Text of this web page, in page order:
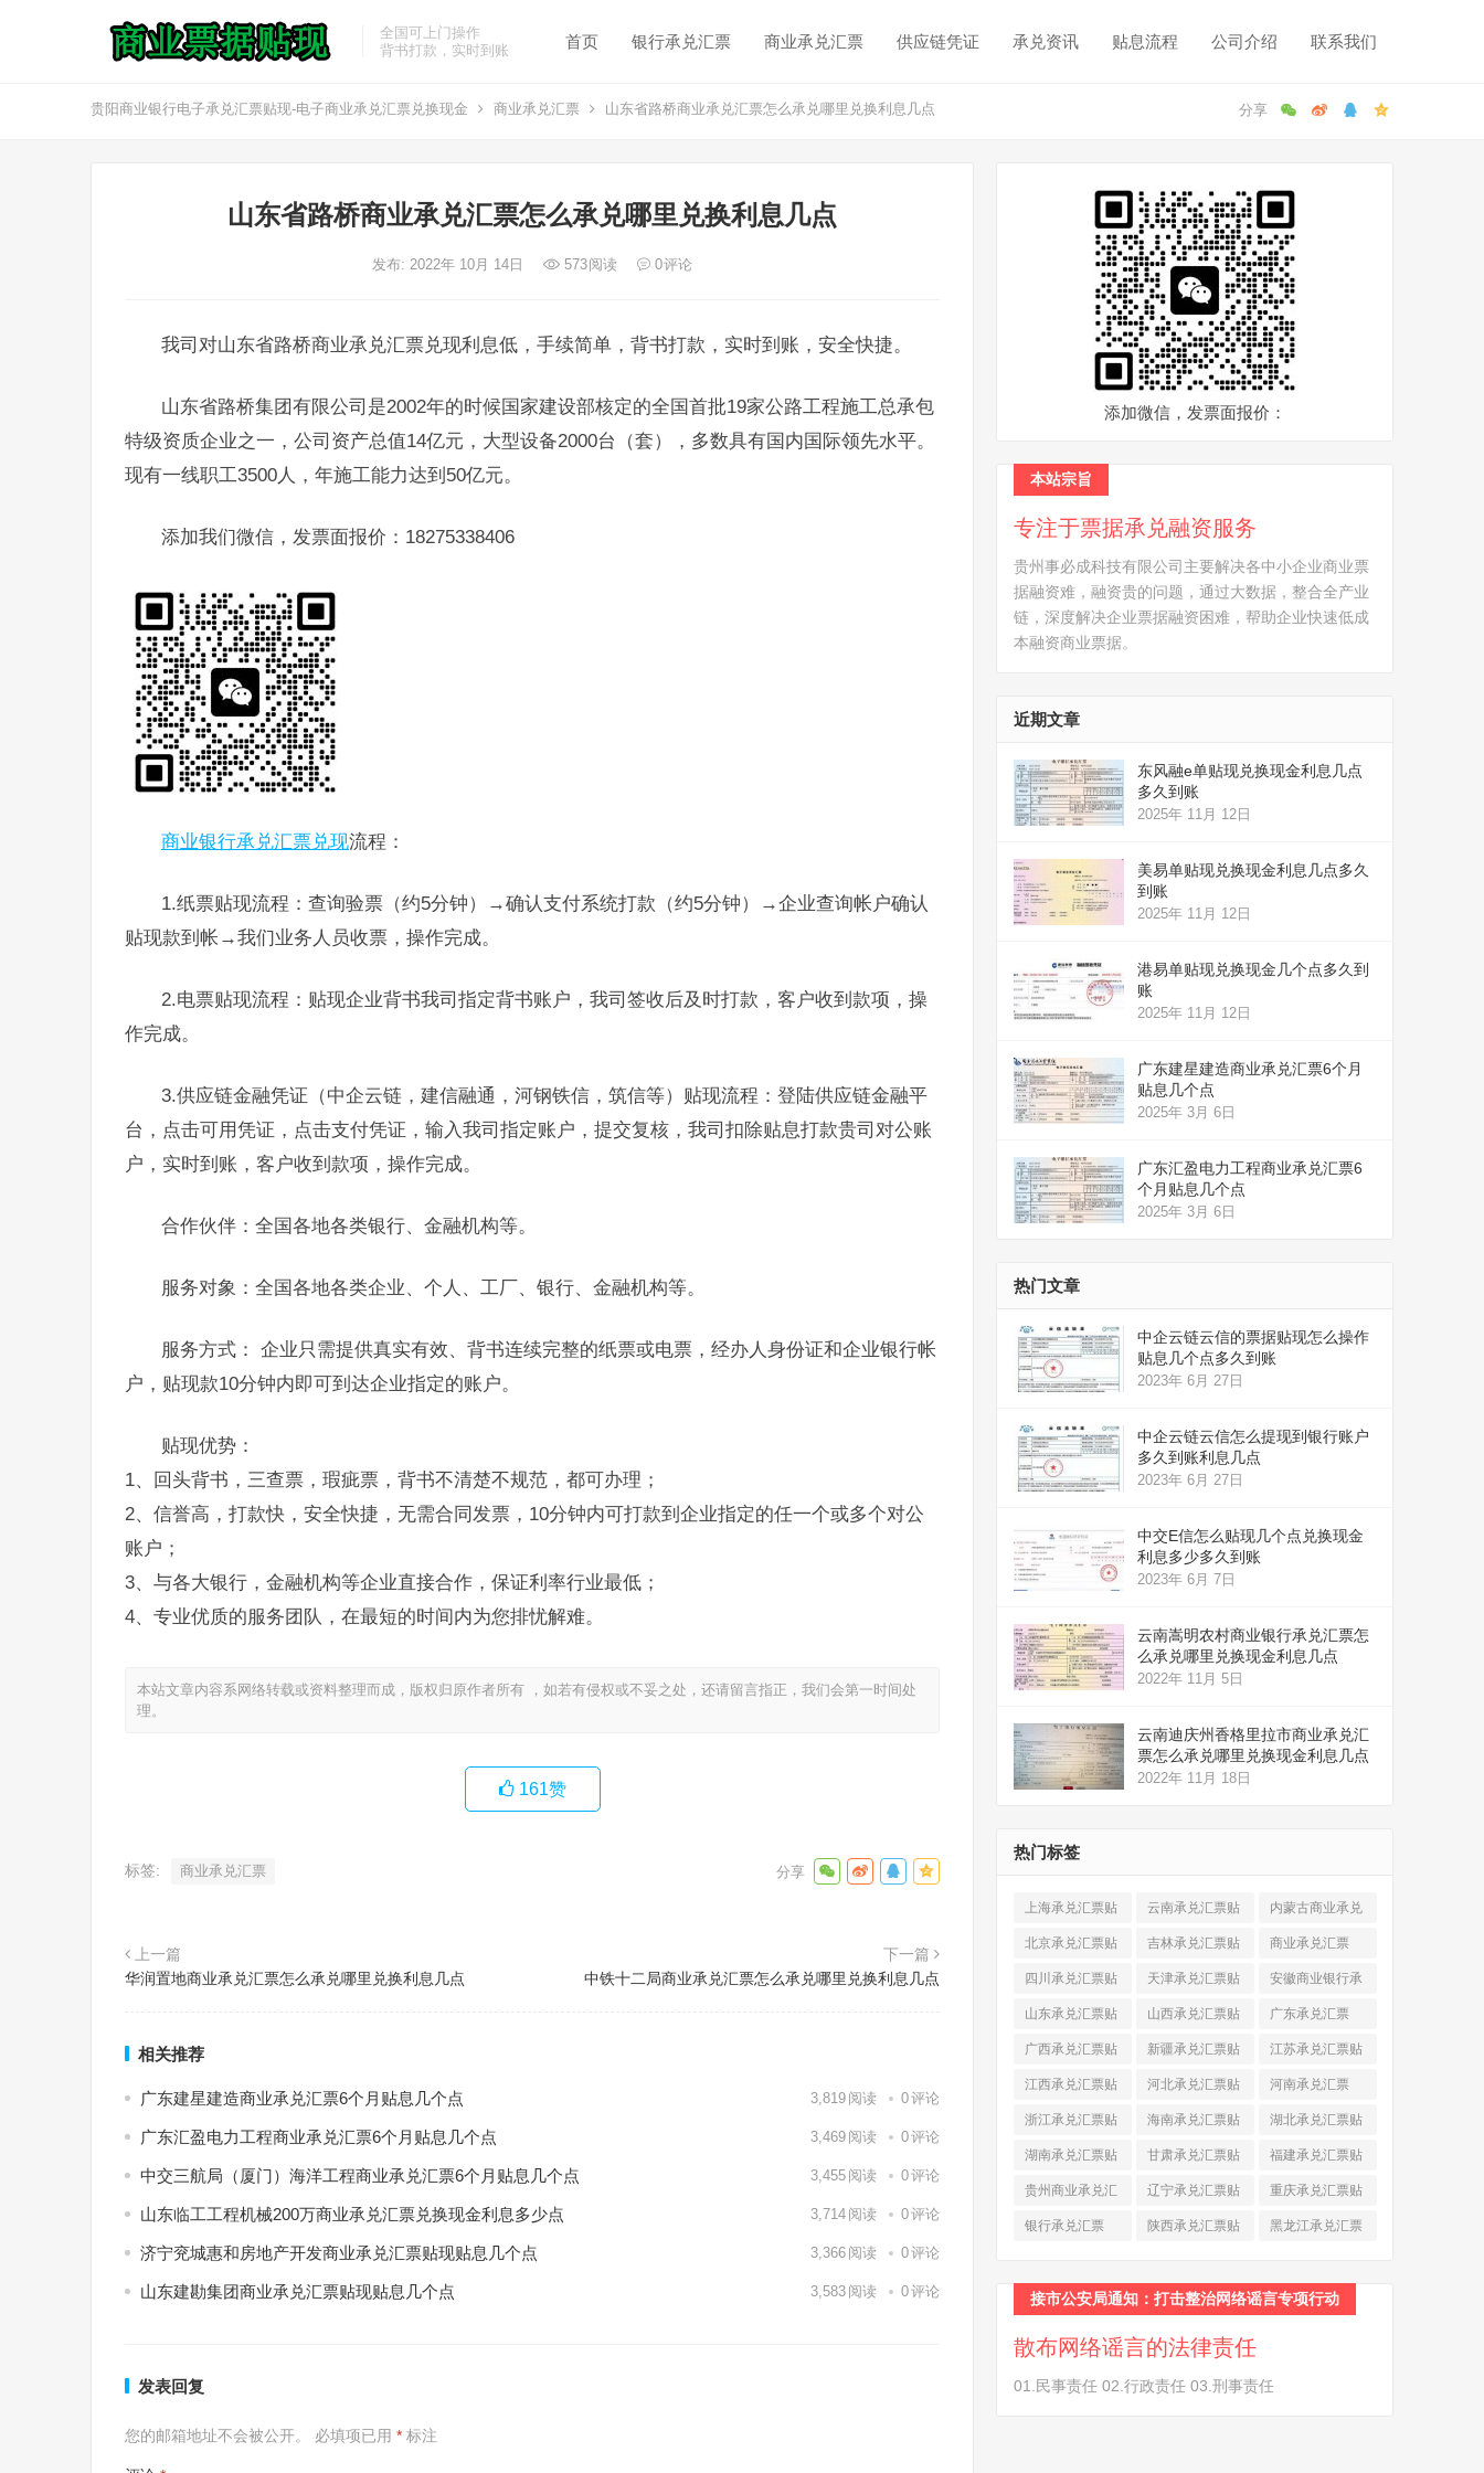
全国可上门操作
背书打款，实时到账
首页 银行承兑汇票 商业承兑汇票 供应链凭证 承兑资讯 贴息流程 公司介绍 联系我们
贵阳商业银行电子承兑汇票贴现-电子商业承兑汇票兑换现金 商业承兑汇票 山东省路桥商业承兑汇票怎么承兑哪里兑换利息几点
山东省路桥商业承兑汇票怎么承兑哪里兑换利息几点
发布: 2022年 10月 14日 573阅读 0评论
我司对山东省路桥商业承兑汇票兑现利息低，手续简单，背书打款，实时到账，安全快捷。
山东省路桥集团有限公司是2002年的时候国家建设部核定的全国首批19家公路工程施工总承包
特级资质企业之一，公司资产总值14亿元，大型设备2000台（套），多数具有国内国际领先水平。
现有一线职工3500人，年施工能力达到50亿元。
添加我们微信，发票面报价：18275338406
商业银行承兑汇票兑现流程：
1.纸票贴现流程：查询验票（约5分钟）→确认支付系统打款（约5分钟）→企业查询帐户确认
贴现款到帐→我们业务人员收票，操作完成。
2.电票贴现流程：贴现企业背书我司指定背书账户，我司签收后及时打款，客户收到款项，操
作完成。
3.供应链金融凭证（中企云链，建信融通，河钢铁信，筑信等）贴现流程：登陆供应链金融平
台，点击可用凭证，点击支付凭证，输入我司指定账户，提交复核，我司扣除贴息打款贵司对公账
户，实时到账，客户收到款项，操作完成。
合作伙伴：全国各地各类银行、金融机构等。
服务对象：全国各地各类企业、个人、工厂、银行、金融机构等。
服务方式： 企业只需提供真实有效、背书连续完整的纸票或电票，经办人身份证和企业银行帐
户，贴现款10分钟内即可到达企业指定的账户。
贴现优势：
1、回头背书，三查票，瑕疵票，背书不清楚不规范，都可办理；
2、信誉高，打款快，安全快捷，无需合同发票，10分钟内可打款到企业指定的任一个或多个对公
账户；
3、与各大银行，金融机构等企业直接合作，保证利率行业最低；
4、专业优质的服务团队，在最短的时间内为您排忧解难。
本站文章内容系网络转载或资料整理而成，版权归原作者所有 ，如若有侵权或不妥之处，还请留言指正，我们会第一时间处
理。
161赞
标签: 商业承兑汇票
上一篇
华润置地商业承兑汇票怎么承兑哪里兑换利息几点
下一篇
中铁十二局商业承兑汇票怎么承兑哪里兑换利息几点
相关推荐
广东建星建造商业承兑汇票6个月贴息几个点 3,819 阅读 0评论
广东汇盈电力工程商业承兑汇票6个月贴息几个点 3,469 阅读 0评论
中交三航局（厦门）海洋工程商业承兑汇票6个月贴息几个点 3,455 阅读 0评论
山东临工工程机械200万商业承兑汇票兑换现金利息多少点 3,714 阅读 0评论
济宁兖城惠和房地产开发商业承兑汇票贴现贴息几个点 3,366 阅读 0评论
山东建勘集团商业承兑汇票贴现贴息几个点 3,583 阅读 0评论
发表回复
您的邮箱地址不会被公开。 必填项已用 * 标注
添加微信，发票面报价：
本站宗旨
专注于票据承兑融资服务
贵州事必成科技有限公司主要解决各中小企业商业票
据融资难，融资贵的问题，通过大数据，整合全产业
链，深度解决企业票据融资困难，帮助企业快速低成
本融资商业票据。
近期文章
东风融e单贴现兑换现金利息几点
多久到账
2025年 11月 12日
美易单贴现兑换现金利息几点多久
到账
2025年 11月 12日
港易单贴现兑换现金几个点多久到
账
2025年 11月 12日
广东建星建造商业承兑汇票6个月
贴息几个点
2025年 3月 6日
广东汇盈电力工程商业承兑汇票6
个月贴息几个点
2025年 3月 6日
热门文章
中企云链云信的票据贴现怎么操作
贴息几个点多久到账
2023年 6月 27日
中企云链云信怎么提现到银行账户
多久到账利息几点
2023年 6月 27日
中交E信怎么贴现几个点兑换现金
利息多少多久到账
2023年 6月 7日
云南嵩明农村商业银行承兑汇票怎
么承兑哪里兑换现金利息几点
2022年 11月 5日
云南迪庆州香格里拉市商业承兑汇
票怎么承兑哪里兑换现金利息几点
2022年 11月 18日
热门标签
上海承兑汇票贴
现(520)
云南承兑汇票贴
现(324)
内蒙古商业承兑
汇票(316)
北京承兑汇票贴
现 (912)
吉林承兑汇票贴
现(123)
商业承兑汇票
(225)
四川承兑汇票贴
现(790)
天津承兑汇票贴
现(242)
安徽商业银行承
兑汇票 (565)
山东承兑汇票贴
现(874)
山西承兑汇票贴
现(463)
广东承兑汇票
(979)
广西承兑汇票贴
现(278)
新疆承兑汇票贴
现(264)
江苏承兑汇票贴
现(774)
江西承兑汇票贴
现(366)
河北承兑汇票贴
现(374)
河南承兑汇票
(518)
浙江承兑汇票贴
现(691)
海南承兑汇票贴
现(145)
湖北承兑汇票贴
现(587)
湖南承兑汇票贴
现(453)
甘肃承兑汇票贴
现(194)
福建承兑汇票贴
现(945)
贵州商业承兑汇
票(284)
辽宁承兑汇票贴
现(344)
重庆承兑汇票贴
现(232)
银行承兑汇票
陕西承兑汇票贴
黑龙江承兑汇票
接市公安局通知：打击整治网络谣言专项行动
散布网络谣言的法律责任
01.民事责任 02.行政责任 03.刑事责任